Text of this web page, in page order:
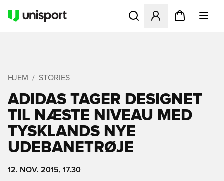
Åbner en Modal til at
HJEM STORIES
ADIDAS TAGER DESIGNET
TIL NÆSTE NIVEAU MED
TYSKLANDS NYE
UDEBANETRØJE
12. NOV. 2015, 17.30